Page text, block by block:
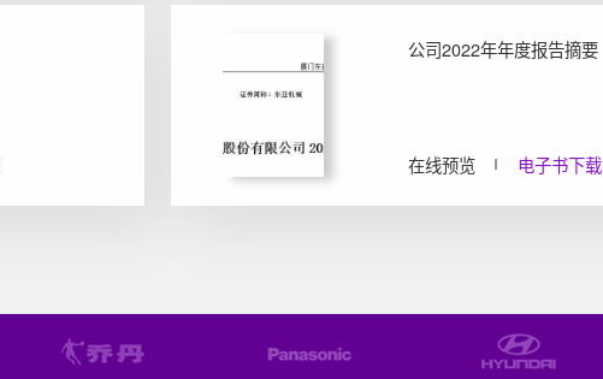
公司2022年年度报告摘要
在线预览 电子书下载